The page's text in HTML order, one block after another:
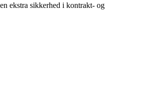
ekstra sikkerhed i kontrakt- og